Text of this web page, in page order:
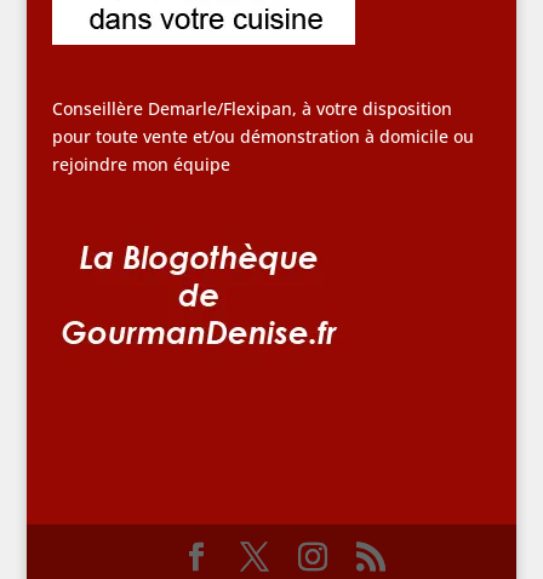
Conseillère Demarle/Flexipan, à votre disposition
pour toute vente et/ou démonstration à domicile ou
rejoindre mon équipe